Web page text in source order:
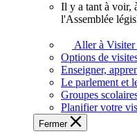
voir,
apprendre
et
à
Il y a tant à voir,
l'Assemblée
Aller à Visiter
Options de
Enseigner,
Le parlement et
Groupes
Planifier votre
Fermer